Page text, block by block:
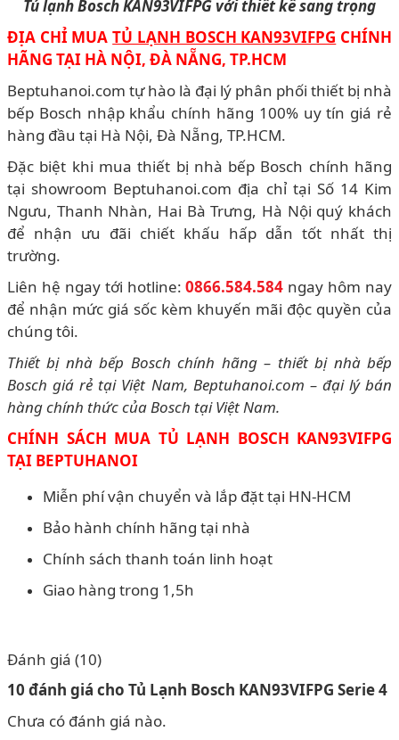
Tủ lạnh Bosch KAN93VIFPG với thiết kế sang trọng
ĐỊA CHỈ MUATỦ LẠNH BOSCH KAN93VIFPG CHÍNH
HÃNG TẠI HÀ NỘI, ĐÀ NẴNG, TP.HCM
Beptuhanoi.com tự hào là đại lý phân phối thiết bị nhà
bếp Bosch nhập khẩu chính hãng 100% uy tín giá rẻ
hàng đầu tại Hà Nội, Đà Nẵng, TP.HCM.
Đặc biệt khi mua thiết bị nhà bếp Bosch chính hãng
tại showroom Beptuhanoi.com địa chỉ tại Số 14 Kim
Ngưu, Thanh Nhàn, Hai Bà Trưng, Hà Nội quý khách
để nhận ưu đãi chiết khấu hấp dẫn tốt nhất thị
trường.
Liên hệ ngay tới hotline:0866.584.584 ngay hôm nay
để nhận mức giá sốc kèm khuyến mãi độc quyền của
chúng tôi.
Thiết bị nhà bếp Bosch chính hãng – thiết bị nhà bếp
Bosch giá rẻ tại Việt Nam, Beptuhanoi.com – đại lý bán
hàng chính thức của Bosch tại Việt Nam.
CHÍNH SÁCH MUA TỦ LẠNH BOSCH KAN93VIFPG
TẠI BEPTUHANOI
Miễn phí vận chuyển và lắp đặt tại HN-HCM
Bảo hành chính hãng tại nhà
Chính sách thanh toán linh hoạt
Giao hàng trong 1,5h
Đánh giá (10)
10 đánh giá cho Tủ Lạnh Bosch KAN93VIFPG Serie 4
Chưa có đánh giá nào.